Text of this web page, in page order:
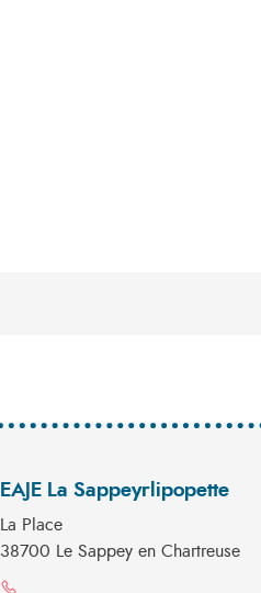
EAJE La Sappeyrlipopette
La Place
38700 Le Sappey en Chartreuse